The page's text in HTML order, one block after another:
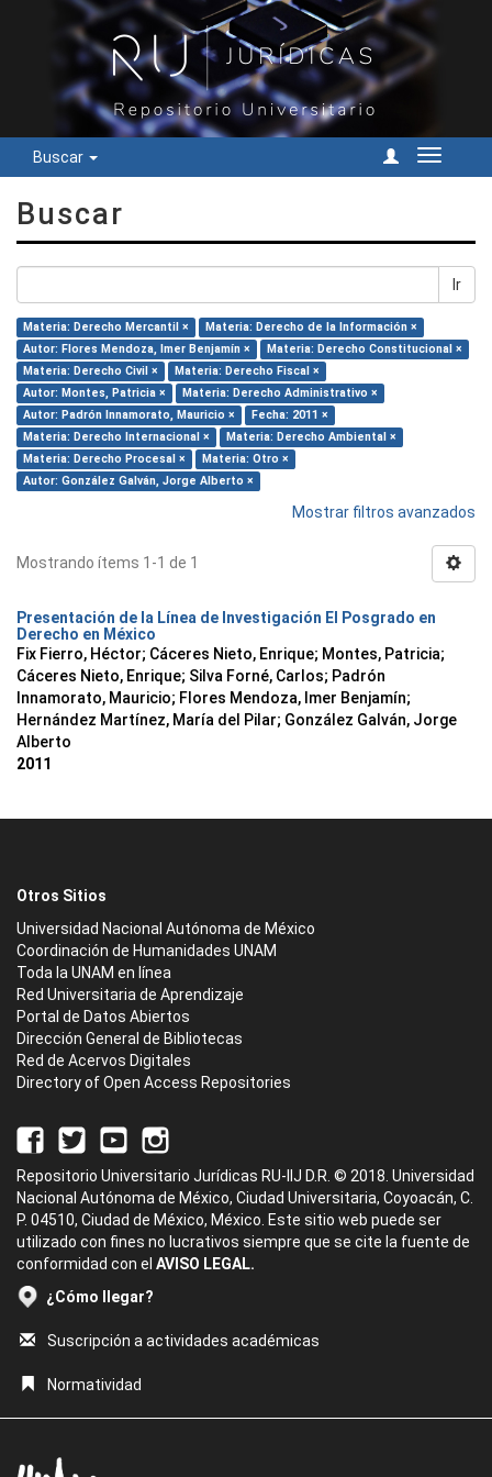
Buscar
Cambiar
Buscar
Ir
Materia: Derecho Mercantil ×
Materia: Derecho de la Información ×
Autor: Flores Mendoza, Imer Benjamín ×
Materia: Derecho Constitucional ×
Materia: Derecho Civil ×
Materia: Derecho Fiscal ×
Autor: Montes, Patricia ×
Materia: Derecho Administrativo ×
Autor: Padrón Innamorato, Mauricio ×
Fecha: 2011 ×
Materia: Derecho Internacional ×
Materia: Derecho Ambiental ×
Materia: Derecho Procesal ×
Materia: Otro ×
Autor: González Galván, Jorge Alberto ×
Mostrar filtros avanzados
Mostrando ítems 1-1 de 1
Presentación de la Línea de Investigación El Posgrado en
Derecho en México
Fix Fierro, Héctor; Cáceres Nieto, Enrique; Montes, Patricia;
Cáceres Nieto, Enrique; Silva Forné, Carlos; Padrón
Innamorato, Mauricio; Flores Mendoza, Imer Benjamín;
Hernández Martínez, María del Pilar; González Galván, Jorge
Alberto
2011
Otros Sitios
Universidad Nacional Autónoma de México
Coordinación de Humanidades UNAM
Toda la UNAM en línea
Red Universitaria de Aprendizaje
Portal de Datos Abiertos
Dirección General de Bibliotecas
Red de Acervos Digitales
Directory of Open Access Repositories
Repositorio Universitario Jurídicas RU-IIJ D.R. © 2018. Universidad
Nacional Autónoma de México, Ciudad Universitaria, Coyoacán, C.
P. 04510, Ciudad de México, México. Este sitio web puede ser
utilizado con fines no lucrativos siempre que se cite la fuente de
conformidad con el AVISO LEGAL.
¿Cómo llegar?
Suscripción a actividades académicas
Normatividad